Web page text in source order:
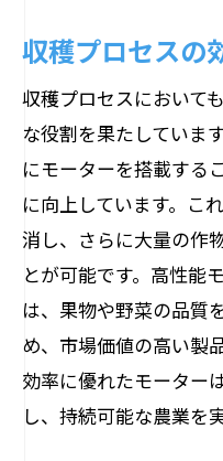
収穫プロセスの
収穫プロセスにおいて
な役割を果たしていま
にモーターを搭載する
に向上しています。こ
消し、さらに大量の作
とが可能です。高性能
は、果物や野菜の品質
め、市場価値の高い製
効率に優れたモーター
し、持続可能な農業を